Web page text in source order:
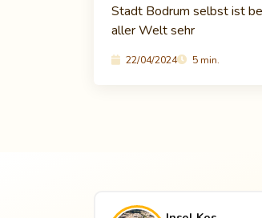
Stadt Bodrum selbst ist
aller Welt sehr
22/04/2024 5 min.